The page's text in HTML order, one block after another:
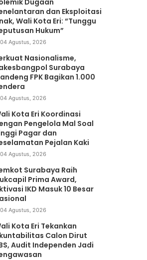
Dugaan
dan Eksploitasi
Wali Kota Eri: “Tunggu
Hukum”
04 Agustus, 2026
Nasionalisme,
Surabaya
FPK Bagikan 1.000
04 Agustus, 2026
Kota Eri Koordinasi
Pengelola Mal Soal
Pagar dan
Pejalan Kaki
04 Agustus, 2026
Surabaya Raih
Prima Award,
IKD Masuk 10 Besar
04 Agustus, 2026
Kota Eri Tekankan
Calon Dirut
Audit Independen Jadi